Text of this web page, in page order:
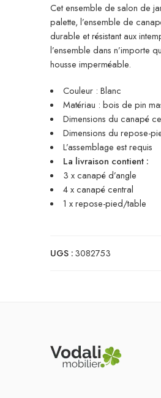
Cet ensemble de salon de
palette, l’ensemble de
durable et résistant aux
l’ensemble dans n’importe
housse imperméable.
Couleur : Blanc
Matériau : bois de pin
Dimensions du canapé
Dimensions du repose-
L’assemblage est requis
La livraison contient :
3 x canapé d’angle
4 x canapé central
1 x repose-pied/table
UGS :3082753